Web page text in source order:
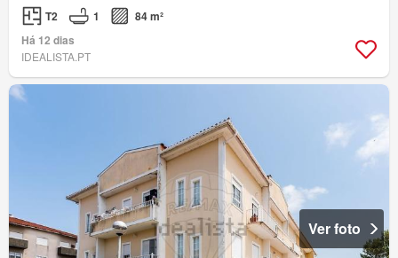
T2 1
84 m²
Há 12 dias
IDEALISTA.PT
Ver foto